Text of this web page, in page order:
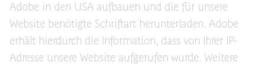
Adobe in den USA aufbauen und die für unsere
Website benötigte Schriftart herunterladen. Adobe
erhält hierdurch die Information, dass von Ihrer IP-
Adresse unsere Website aufgerufen wurde. Weitere